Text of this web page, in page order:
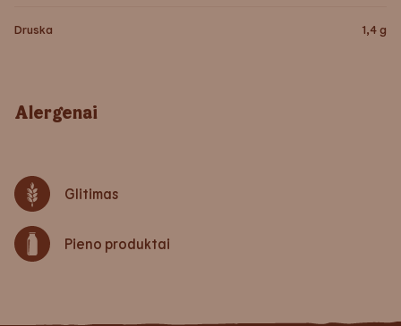
Druska 1,4g
Alergenai
Glitimas
Pieno produktai